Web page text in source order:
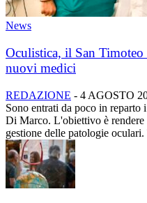
News
Oculistica, il San
nuovi medici
REDAZIONE - 4 AGOSTO
Sono entrati da poco in
Di Marco. L'obiettivo è
gestione delle patologie